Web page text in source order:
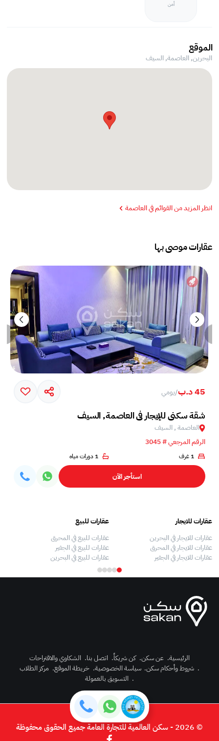
أمن
الموقع
البحرين, العاصمة,السيف
انظر المزيد من القوائم في العاصمة
عقارات موصى بها
45 د.ب /يومي
شقة سكني للإيجار في العاصمة, السيف
العاصمة , السيف
الرقم المرجعي # 3045
1 غرف 1 دورات مياه
استأجر الآن
عقارات للايجار
عقارات للايجار في البحرين
عقارات للايجار في المحرق
عقارات للايجار في الجفير
عقارات للبيع
عقارات للبيع في المحرق
عقارات للبيع في الجفير
عقارات للبيع في البحرين
الرئيسية. عن سكن. كن شريكاً. اتصل بنا. الشكاوي والاقتراحات
. شروط وأحكام سكن. سياسة الخصوصية. خريطة الموقع. مركز الطلاب
. التسويق بالعمولة
© 2026 - سكن العالمية للتجارة العامة جميع الحقوق محفوظة